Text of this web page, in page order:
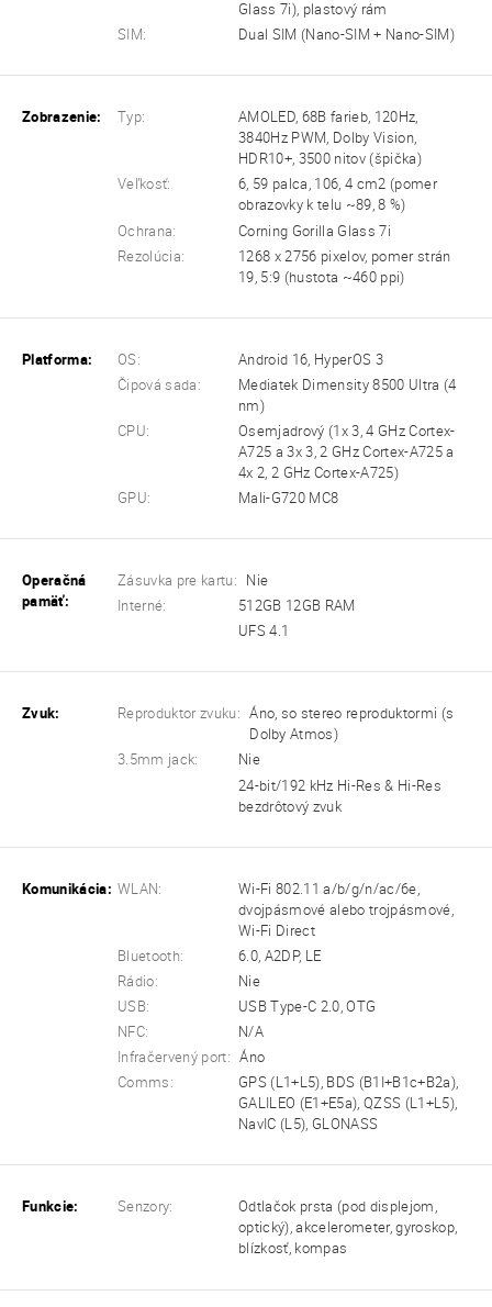
Glass 7i), plastový rám
SIM:
Dual SIM (Nano-SIM + Nano-SIM)
Zobrazenie: Typ:
AMOLED, 68B farieb, 120Hz,
3840Hz PWM, Dolby Vision,
HDR10+, 3500 nitov (špička)
Veľkosť:
6, 59 palca, 106, 4 cm2 (pomer
obrazovky k telu ~89, 8 %)
Ochrana:
Corning Gorilla Glass 7i
Rezolúcia:
1268 x 2756 pixelov, pomer strán
19, 5:9 (hustota ~460 ppi)
Platforma: OS:
Android 16, HyperOS 3
Čipová sada:
Mediatek Dimensity 8500 Ultra (4
nm)
CPU:
Osemjadrový (1x 3, 4 GHz Cortex-
A725 a 3x 3, 2 GHz Cortex-A725 a
4x 2, 2 GHz Cortex-A725)
GPU:
Mali-G720 MC8
Operačná
pamäť:
Zásuvka pre kartu:
Nie
Interné:
512GB 12GB RAM
UFS 4.1
Zvuk: Reproduktor zvuku:
Áno, so stereo reproduktormi (s
Dolby Atmos)
3.5mm jack:
Nie
24-bit/192 kHz Hi-Res & Hi-Res
bezdrôtový zvuk
Komunikácia: WLAN:
Wi-Fi 802.11 a/b/g/n/ac/6e,
dvojpásmové alebo trojpásmové,
Wi-Fi Direct
Bluetooth:
6.0, A2DP, LE
Rádio:
Nie
USB:
USB Type-C 2.0, OTG
NFC:
N/A
Infračervený port:
Áno
Comms:
GPS (L1+L5), BDS (B1I+B1c+B2a),
GALILEO (E1+E5a), QZSS (L1+L5),
NavIC (L5), GLONASS
Funkcie: Senzory:
Odtlačok prsta (pod displejom,
optický), akcelerometer, gyroskop,
blízkosť, kompas